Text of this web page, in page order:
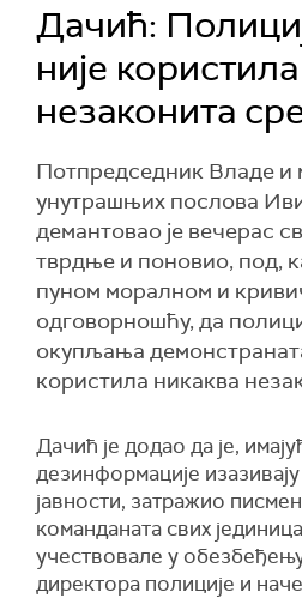
Дачић:
није
незаконита
Потпредседник Владе и
унутрашњих послова
демантовао је вечерас
тврдње и поновио, под,
пуном моралном и
одговорношћу, да
окупљања
користила никаква
Дачић је додао да је,
дезинформације
јавности, затражио
команданата свих
учествовале у
директора полиције и